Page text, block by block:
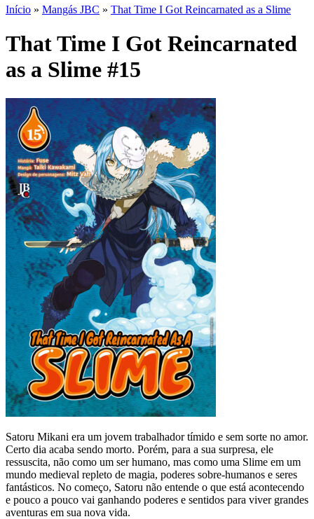
Início » Mangás JBC » That Time I Got Reincarnated as a Slime
That Time I Got Reincarnated
as a Slime #15
Satoru Mikani era um jovem trabalhador tímido e sem sorte no amor.
Certo dia acaba sendo morto. Porém, para a sua surpresa, ele
ressuscita, não como um ser humano, mas como uma Slime em um
mundo medieval repleto de magia, poderes sobre-humanos e seres
fantásticos. No começo, Satoru não entende o que está acontecendo
e pouco a pouco vai ganhando poderes e sentidos para viver grandes
aventuras em sua nova vida.